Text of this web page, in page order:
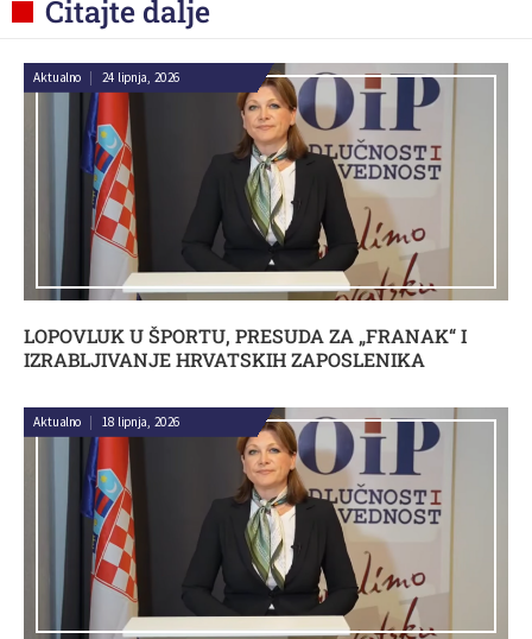
Čitajte dalje
LOPOVLUK U ŠPORTU, PRESUDA ZA „FRANAK“ I
IZRABLJIVANJE HRVATSKIH ZAPOSLENIKA
Aktualno | 24 lipnja, 2026
Aktualno | 18 lipnja, 2026